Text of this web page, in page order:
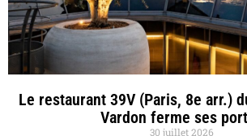
Le restaurant 39V (Paris, 8e arr.)
Vardon ferme ses
30 juillet 2026